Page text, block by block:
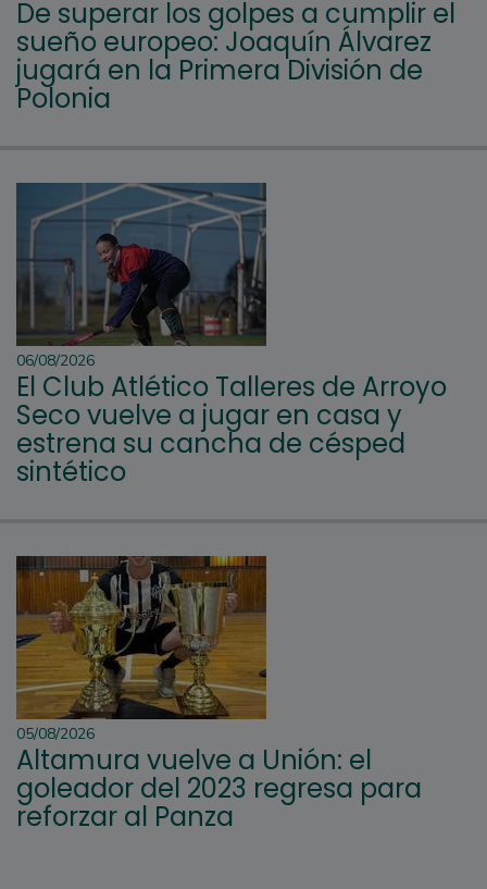
De superar los golpes a cumplir el
sueño europeo: Joaquín Álvarez
jugará en la Primera División de
Polonia
06/08/2026
El Club Atlético Talleres de Arroyo
Seco vuelve a jugar en casa y
estrena su cancha de césped
sintético
05/08/2026
Altamura vuelve a Unión: el
goleador del 2023 regresa para
reforzar al Panza